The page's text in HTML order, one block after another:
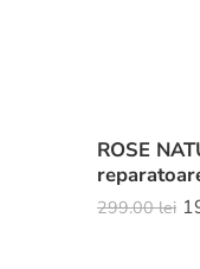
ROSE
299.00lei